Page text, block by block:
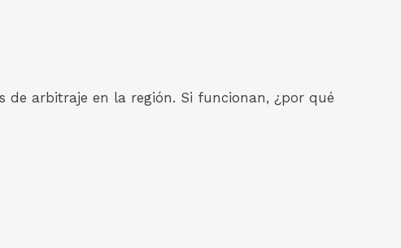
de arbitraje en la región. Si funcionan, ¿por qué